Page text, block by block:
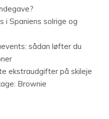
i Spaniens solrige og
sådan løfter du
ekstraudgifter på skileje
Brownie